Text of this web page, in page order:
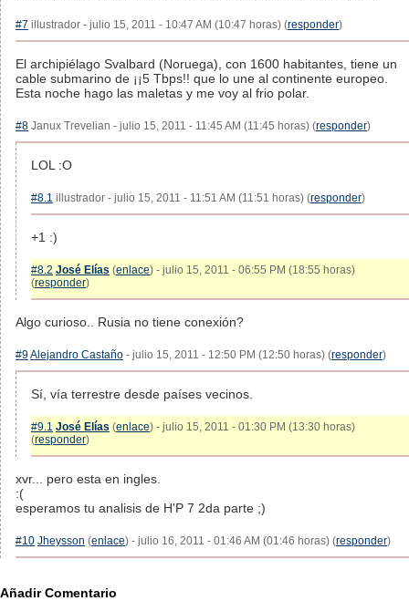
#7 illustrador - julio 15, 2011 - 10:47 AM (10:47 horas) (responder)
El archipiélago Svalbard (Noruega), con 1600 habitantes, tiene un
cable submarino de ¡¡5 Tbps!! que lo une al continente europeo.
Esta noche hago las maletas y me voy al frio polar.
#8 Janux Trevelian - julio 15, 2011 - 11:45 AM (11:45 horas) (responder)
LOL :O
#8.1 illustrador - julio 15, 2011 - 11:51 AM (11:51 horas) (responder)
+1 :)
#8.2 José Elías (enlace) - julio 15, 2011 - 06:55 PM (18:55 horas)
(responder)
Algo curioso.. Rusia no tiene conexión?
#9Alejandro Castaño - julio 15, 2011 - 12:50 PM (12:50 horas) (responder)
Sí, vía terrestre desde países vecinos.
#9.1 José Elías (enlace) - julio 15, 2011 - 01:30 PM (13:30 horas)
(responder)
xvr... pero esta en ingles.
:(
esperamos tu analisis de H'P 7 2da parte ;)
#10 Jheysson (enlace) - julio 16, 2011 - 01:46 AM (01:46 horas) (responder)
Añadir Comentario